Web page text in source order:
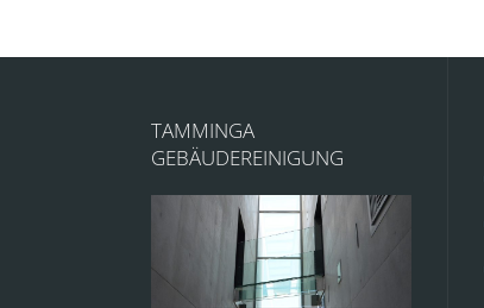
TAMMINGA
GEBÄUDEREINIGUNG